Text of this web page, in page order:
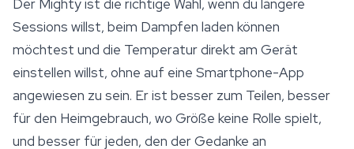
Der Mighty ist die richtige Wahl, wenn du längere
Sessions willst, beim Dampfen laden können
möchtest und die Temperatur direkt am Gerät
einstellen willst, ohne auf eine Smartphone-App
angewiesen zu sein. Er ist besser zum Teilen, besser
für den Heimgebrauch, wo Größe keine Rolle spielt,
und besser für jeden, den der Gedanke an